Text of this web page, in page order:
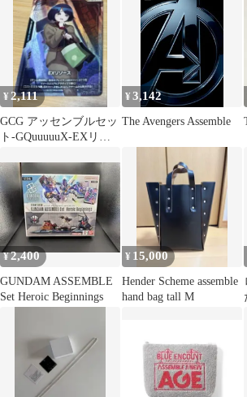
¥ 2,111
GCG アッセンブルセッ
ト-GQuuuuuX-EXリソ
イ』
¥3,142
The Avengers Assemble
¥2,400
GUNDAM ASSEMBLE
Set Heroic Beginnings
¥ 15,000
Hender Scheme assemble
hand bag tall M